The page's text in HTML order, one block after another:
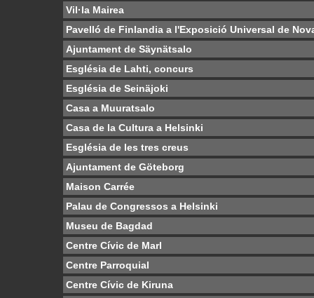
Vil·la Mairea
Pavelló de Finlandia a l'Exposició Universal de
Ajuntament de Säynätsalo
Església de Lahti, concurs
Església de Seinäjoki
Casa a Muuratsalo
Casa de la Cultura a Helsinki
Església de les tres creus
Ajuntament de Göteborg
Maison Carrée
Palau de Congressos a Helsinki
Museu de Bagdad
Centre Cívic de Marl
Centre Parroquial
Centre Cívic de Kiruna